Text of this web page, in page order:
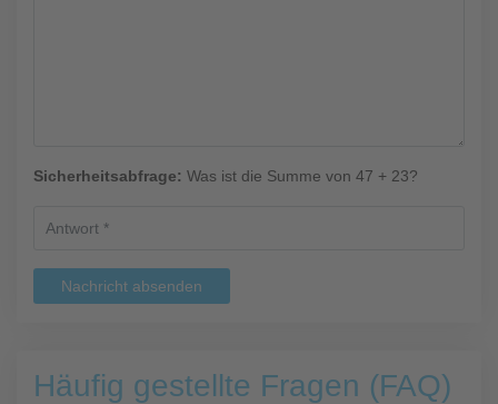
Sicherheitsabfrage: Was ist die Summe von 47 + 23?
Nachricht absenden
Häufig gestellte Fragen (FAQ)